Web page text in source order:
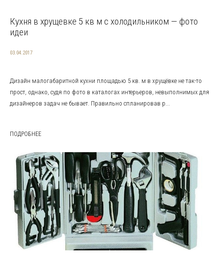
Кухня в хрущевке 5 кв м с холодильником — фото
идеи
03.04.2017
Дизайн малогабаритной кухни площадью 5 кв. м в хрущёвке не так-то
прост, однако, судя по фото в каталогах интерьеров, невыполнимых для
дизайнеров задач не бывает. Правильно спланировав р...
ПОДРОБНЕЕ